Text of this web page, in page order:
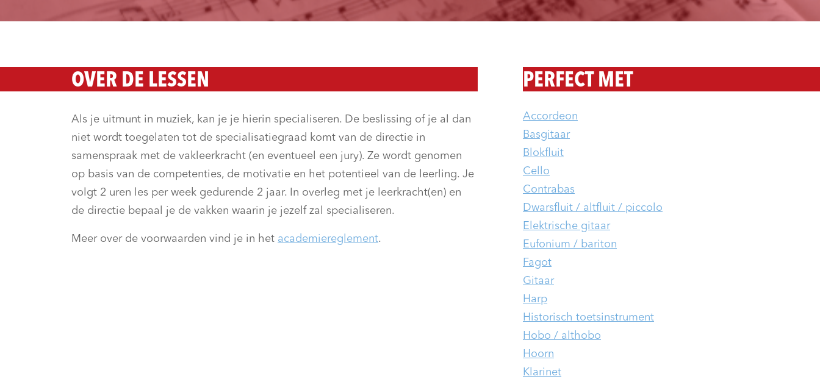
OVER DE LESSEN
Als je uitmunt in muziek, kan je je hierin specialiseren. De beslissing of je al dan
niet wordt toegelaten tot de specialisatiegraad komt van de directie in
samenspraak met de vakleerkracht (en eventueel een jury). Ze wordt genomen
op basis van de competenties, de motivatie en het potentieel van de leerling. Je
volgt 2 uren les per week gedurende 2 jaar. In overleg met je leerkracht(en) en
de directie bepaal je de vakken waarin je jezelf zal specialiseren.
Meer over de voorwaarden vind je in het academiereglement.
PERFECT MET
Accordeon
Basgitaar
Blokfluit
Cello
Contrabas
Dwarsfluit / altfluit / piccolo
Elektrische gitaar
Eufonium / bariton
Fagot
Gitaar
Harp
Historisch toetsinstrument
Hobo / althobo
Hoorn
Klarinet